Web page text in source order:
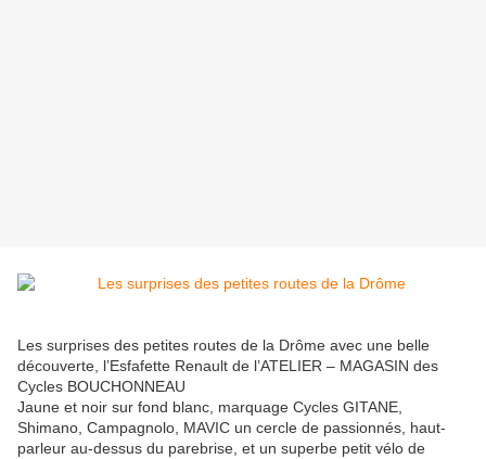
Les surprises des petites routes de la Drôme avec une belle
découverte, l’Esfafette Renault de l’ATELIER – MAGASIN des
Cycles BOUCHONNEAU
Jaune et noir sur fond blanc, marquage Cycles GITANE,
Shimano, Campagnolo, MAVIC un cercle de passionnés, haut-
parleur au-dessus du parebrise, et un superbe petit vélo de